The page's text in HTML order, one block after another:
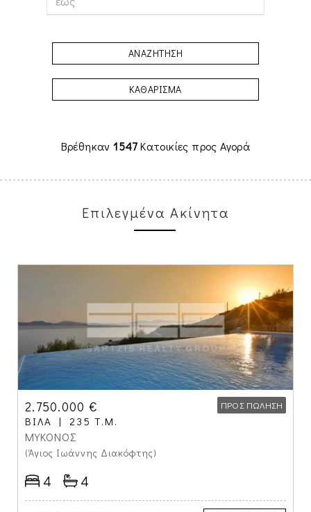
ΑΝΑΖΗΤΗΣΗ
ΚΑΘΑΡΙΣΜΑ
Βρέθηκαν1547Κατοικίες προς Αγορά
Επιλεγμένα Ακίνητα
2.750.000 € ΠΡΟΣ ΠΏΛΗΣΗ
ΒΊΛΑ 235 Τ.Μ.
ΜΥΚΟΝΟΣ
(Άγιος Ιωάννης Διακόφτης)
4 4